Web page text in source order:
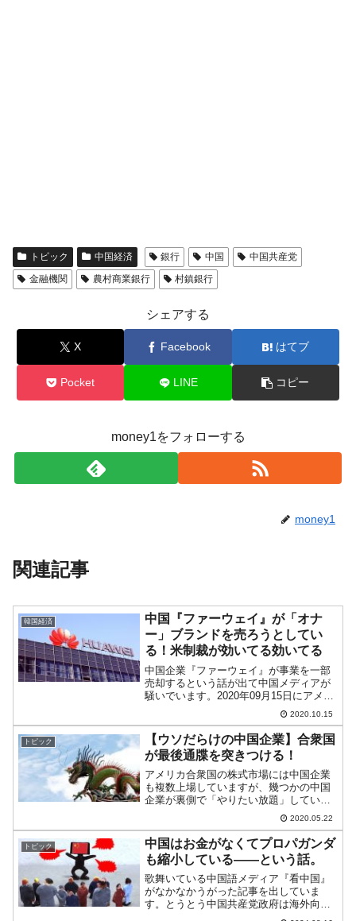
トピック 中国経済 銀行 中国
中国共産党
金融機関
農村商業銀行 村鎮銀行
シェアする
X Facebook はてブ
Pocket LINE コピー
money1をフォローする
money1
関連記事
韓国経済
中国『ファーウェイ』が「オナ
ー」ブランドを売ろうとしてい
る！米制裁が効いてる効いてる
中国企業『ファーウェイ』が事業を一部
売却するという話が出て中国メディアが
騒いでいます。2020年09月15日にアメリ
カ合衆国の制裁措置が発動し、スマホの
心臓部となる高性能なCPUが入手不可能
となった中国『ファーウェイ』
（Huawei：華為技...
2020.10.15
トピック
【ウソだらけの中国企業】合衆国
が最後通牒を突きつける！
アメリカ合衆国の株式市場には中国企業
も複数上場していますが、幾つかの中国
企業が裏側で「やりたい放題」していた
状況が明らかになっています。何もかも
がウソだらけだった！合衆国に『ウルフ
パック・リサーチ』という投資会社があ
ります。この企業を創設し...
2020.05.22
トピック
中国はお金がなくてプロパガンダ
も縮小している――という話。
歌舞いている中国語メディア『看中国』
がなかなかうがった記事を出していま
す。とうとう中国共産党政府は海外向け
プロパガンダに使う資金もなくなってき